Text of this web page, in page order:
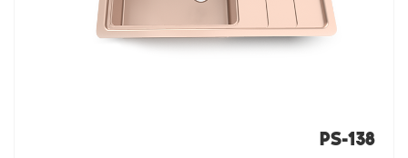
PS-138